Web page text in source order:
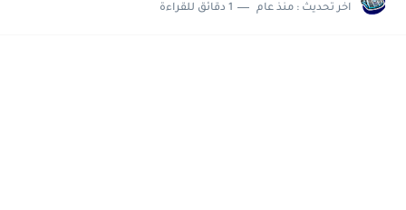
اخر تحديث : منذ عام 1 دقائق للقراءة